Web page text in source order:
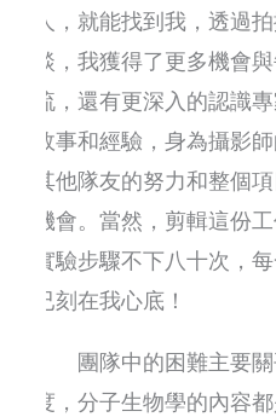
人，就能找到我，透過
談，我獲得了更多機會
流，還有更深入的認識
故事和經驗，身為攝影
其他隊友的努力和整個
機會。當然，剪輯這份
實驗步驟不下八十次，
已刻在我心底！
團隊中的困難主要關
度，分子生物學的內容